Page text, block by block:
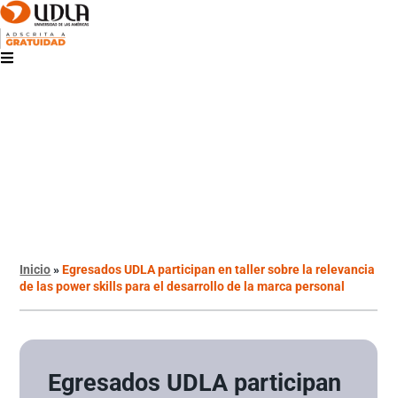
Inicio»Egresados UDLA participan en taller sobre la relevancia
de las power skills para el desarrollo de la marca personal
Egresados UDLA participan